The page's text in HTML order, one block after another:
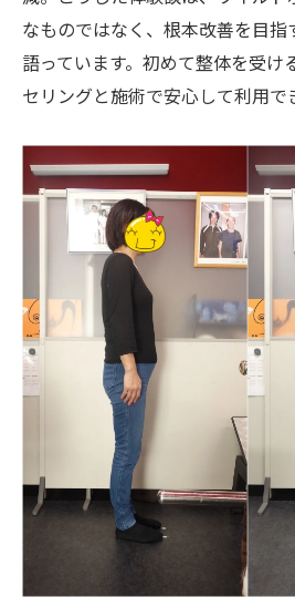
なものではなく、根本改善を目
語っています。初めて整体を受け
セリングと施術で安心して利用で